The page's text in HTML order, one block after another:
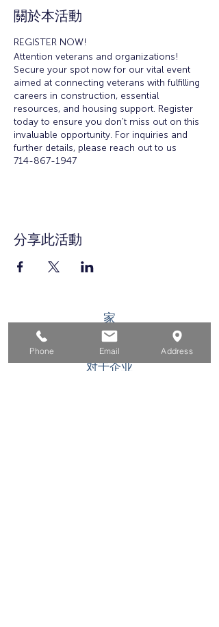
關於本活動
REGISTER NOW!
Attention veterans and organizations!
Secure your spot now for our vital event
aimed at connecting veterans with fulfilling
careers in construction, essential
resources, and housing support. Register
today to ensure you don't miss out on this
invaluable opportunity. For inquiries and
further details, please reach out to us
714-867-1947
分享此活動
家
求职者
对于企业
Phone Email Address